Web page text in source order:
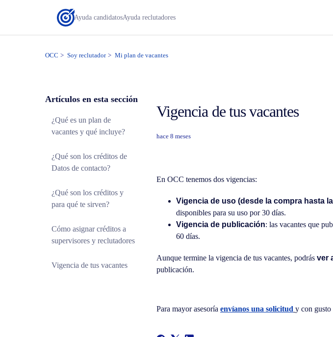
Ayuda candidatosAyuda reclutadores
OCC Soy reclutador Mi plan de vacantes
Artículos en esta sección
¿Qué es un plan de
vacantes y qué incluye?
¿Qué son los créditos de
Datos de contacto?
¿Qué son los créditos y
para qué te sirven?
Cómo asignar créditos a
supervisores y reclutadores
Vigencia de tus vacantes
Vigencia de tus vacantes
hace 8 meses
En OCC tenemos dos vigencias:
Vigencia de uso (desde la compra hasta
disponibles para su uso por 30 días.
Vigencia de publicación: las vacantes que
60 días.
Aunque termine la vigencia de tus vacantes, podrásver
publicación.
Para mayor asesoríaenvíanos una solicitud y con gusto